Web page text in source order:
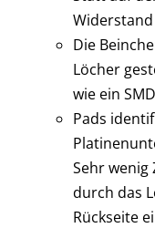
Die
Löcher
wie ein
Pads
Sehr wenig
durch das
Rückseite